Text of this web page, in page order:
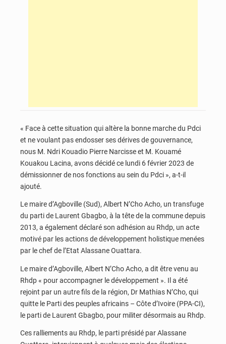
« Face à cette situation qui altère la bonne marche du Pdci
et ne voulant pas endosser ses dérives de gouvernance,
nous M. Ndri Kouadio Pierre Narcisse et M. Kouamé
Kouakou Lacina, avons décidé ce lundi 6 février 2023 de
démissionner de nos fonctions au sein du Pdci », a-t-il
ajouté.
Le maire d’Agboville (Sud), Albert N’Cho Acho, un transfuge
du parti de Laurent Gbagbo, à la tête de la commune depuis
2013, a également déclaré son adhésion au Rhdp, un acte
motivé par les actions de développement holistique menées
par le chef de l’Etat Alassane Ouattara.
Le maire d’Agboville, Albert N’Cho Acho, a dit être venu au
Rhdp « pour accompagner le développement ». Il a été
rejoint par un autre fils de la région, Dr Mathias N’Cho, qui
quitte le Parti des peuples africains – Côte d’Ivoire (PPA-CI),
le parti de Laurent Gbagbo, pour militer désormais au Rhdp.
Ces ralliements au Rhdp, le parti présidé par Alassane